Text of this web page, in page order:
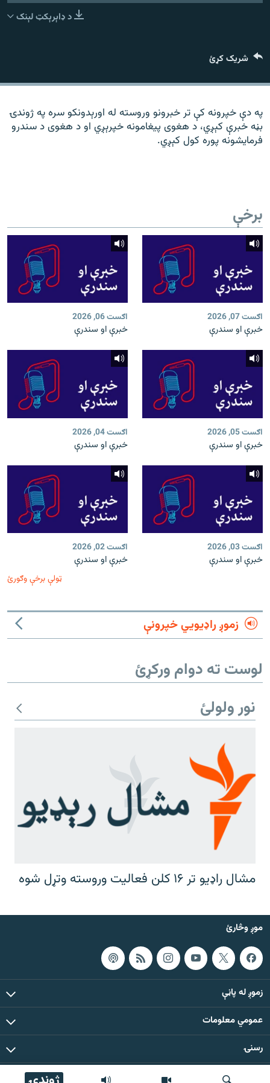
د ازادې اروپا راډیو ټولې ووبپاڼې
د ډاېرېکټ لېنک
شریک کړئ
په دې خپرونه کې تر خبرونو وروسته له اورېدونکو سره په ژوندۍ
بڼه خبرې کېږي، د هغوی پیغامونه خپرېږي او د هغوی د سندرو
فرمایشونه پوره کول کېږي.
برخې
اګست 07, 2026
خبرې او سندرې
اګست 06, 2026
خبرې او سندرې
اګست 05, 2026
خبرې او سندرې
اګست 04, 2026
خبرې او سندرې
اګست 03, 2026
خبرې او سندرې
اګست 02, 2026
خبرې او سندرې
ټولې برخې وګورئ
زموږ راډیويي خپرونې
لوست ته دوام ورکړئ
نور ولولئ
مشال راډیو تر ۱۶ کلن فعالیت وروسته وتړل شوه
موږ وڅارئ
زموږ له پاڼې
عمومي معلومات
رسنۍ
د دې ووبپاڼې د ټولو مطالبو حقوق له مشال راډیو سره خوندي دي